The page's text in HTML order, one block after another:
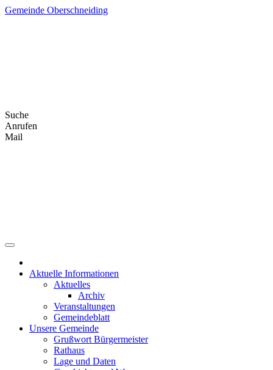
Skip
Gemeinde Oberschneiding
Suche
Anrufen
Mail
Aktuelle Informationen
Aktuelles
Archiv
Veranstaltungen
Gemeindeblatt
Unsere Gemeinde
Grußwort Bürgermeister
Rathaus
Lage und Daten